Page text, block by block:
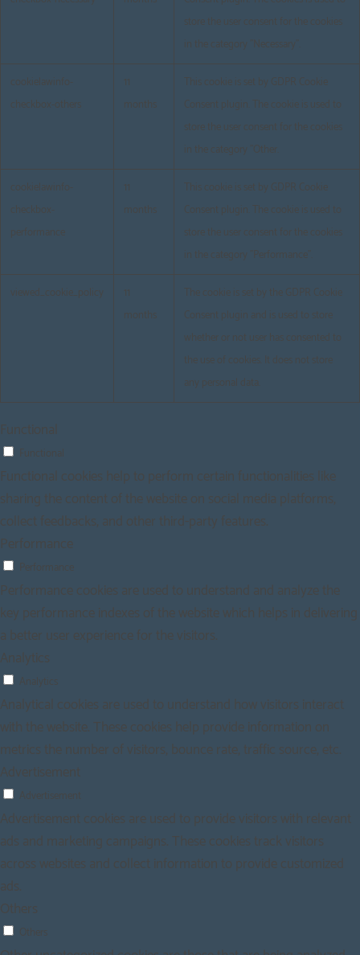
store the user consent for the cookies
in the category "Necessary".
cookielawinfo-
checkbox-others
11
months
This cookie is set by GDPR Cookie
Consent plugin. The cookie is used to
store the user consent for the cookies
in the category "Other.
cookielawinfo-
checkbox-
performance
11
months
This cookie is set by GDPR Cookie
Consent plugin. The cookie is used to
store the user consent for the cookies
in the category "Performance".
viewed_cookie_policy
11
months
The cookie is set by the GDPR Cookie
Consent plugin and is used to store
whether or not user has consented to
the use of cookies. It does not store
any personal data.
Functional
Functional
Functional cookies help to perform certain functionalities like
sharing the content of the website on social media platforms,
collect feedbacks, and other third-party features.
Performance
Performance
Performance cookies are used to understand and analyze the
key performance indexes of the website which helps in delivering
a better user experience for the visitors.
Analytics
Analytics
Analytical cookies are used to understand how visitors interact
with the website. These cookies help provide information on
metrics the number of visitors, bounce rate, traffic source, etc.
Advertisement
Advertisement
Advertisement cookies are used to provide visitors with relevant
ads and marketing campaigns. These cookies track visitors
across websites and collect information to provide customized
ads.
Others
Others